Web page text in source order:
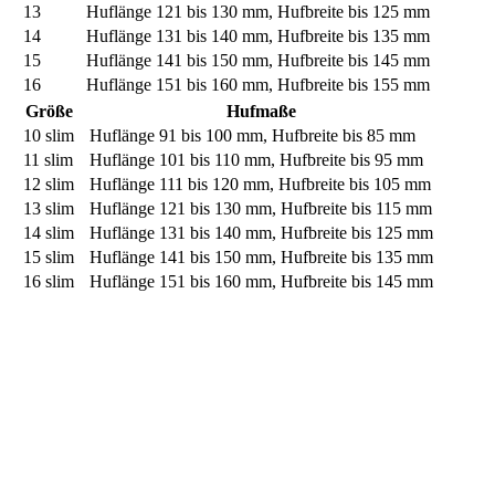
13
Huflänge 121 bis 130 mm, Hufbreite bis 125 mm
14
Huflänge 131 bis 140 mm, Hufbreite bis 135 mm
15
Huflänge 141 bis 150 mm, Hufbreite bis 145 mm
16
Huflänge 151 bis 160 mm, Hufbreite bis 155 mm
Größe
Hufmaße
10 slim
Huflänge 91 bis 100 mm, Hufbreite bis 85 mm
11 slim
Huflänge 101 bis 110 mm, Hufbreite bis 95 mm
12 slim
Huflänge 111 bis 120 mm, Hufbreite bis 105 mm
13 slim
Huflänge 121 bis 130 mm, Hufbreite bis 115 mm
14 slim
Huflänge 131 bis 140 mm, Hufbreite bis 125 mm
15 slim
Huflänge 141 bis 150 mm, Hufbreite bis 135 mm
16 slim
Huflänge 151 bis 160 mm, Hufbreite bis 145 mm